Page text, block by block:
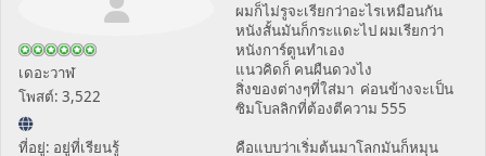
เดอะวาฬ
โพสต์: 3,522
ที่อยู่: อยู่ที่เรียนรู้
ผมก็ไม่รูจะเรียกว่าอะไรเหมือนกัน
หนังสั้นมันก็กระแดะไป ผมเรียกว่า
หนังการ์ตูนทำเอง
แนวคิดก็ คนผืนดวงไง
สิ่งของต่างๆที่ใส่มา ค่อนข้างจะเป็น
ซิมโบลลิกที่ต้องตีความ 555
คือแบบว่าเริ่มต้นมาโลกมันก็หมุน